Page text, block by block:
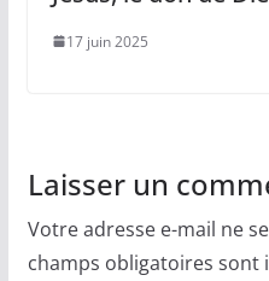
17 juin 2025
Laisser un
Votre adresse e-mail ne
champs obligatoires sont